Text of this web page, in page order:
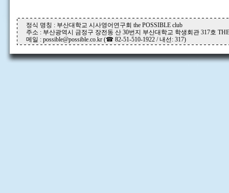
정식 명칭 : 부산대학교 시사영어연구회 the POSSIBLE club
주소 : 부산광역시 금정구 장전동 산 30번지 부산대학교 학생회관 317호
메일 : possible@possible.co.kr (☎ 82-51-510-1922 / 내선: 317)